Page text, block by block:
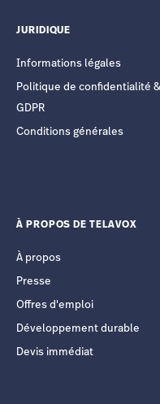
JURIDIQUE
Informations légales
Politique de confidentialité &
GDPR
Conditions générales
À PROPOS DE TELAVOX
À propos
Presse
Offres d'emploi
Développement durable
Devis immédiat